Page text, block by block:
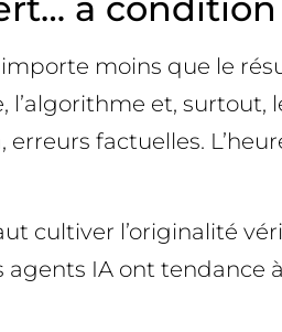
moins que le
et, surtout,
factuelles.
cultiver l’originalité
IA ont tendance